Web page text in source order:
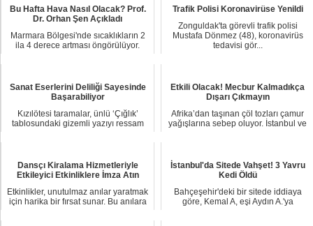
Bu Hafta Hava Nasıl Olacak? Prof.
Dr. Orhan Şen Açıkladı
Marmara Bölgesi'nde sıcaklıkların 2
ila 4 derece artması öngörülüyor.
Trafik Polisi Koronavirüse Yenildi
Zonguldak'ta görevli trafik polisi
Mustafa Dönmez (48), koronavirüs
tedavisi gör...
Sanat Eserlerini Deliliği Sayesinde
Başarabiliyor
Kızılötesi taramalar, ünlü ‘Çığlık’
tablosundaki gizemli yazıyı ressam
Etkili Olacak! Mecbur Kalmadıkça
Dışarı Çıkmayın
Afrika’dan taşınan çöl tozları çamur
yağışlarına sebep oluyor. İstanbul ve
Dansçı Kiralama Hizmetleriyle
Etkileyici Etkinliklere İmza Atın
Etkinlikler, unutulmaz anılar yaratmak
için harika bir fırsat sunar. Bu anılara
İstanbul'da Sitede Vahşet! 3 Yavru
Kedi Öldü
Bahçeşehir'deki bir sitede iddiaya
göre, Kemal A, eşi Aydın A.'ya